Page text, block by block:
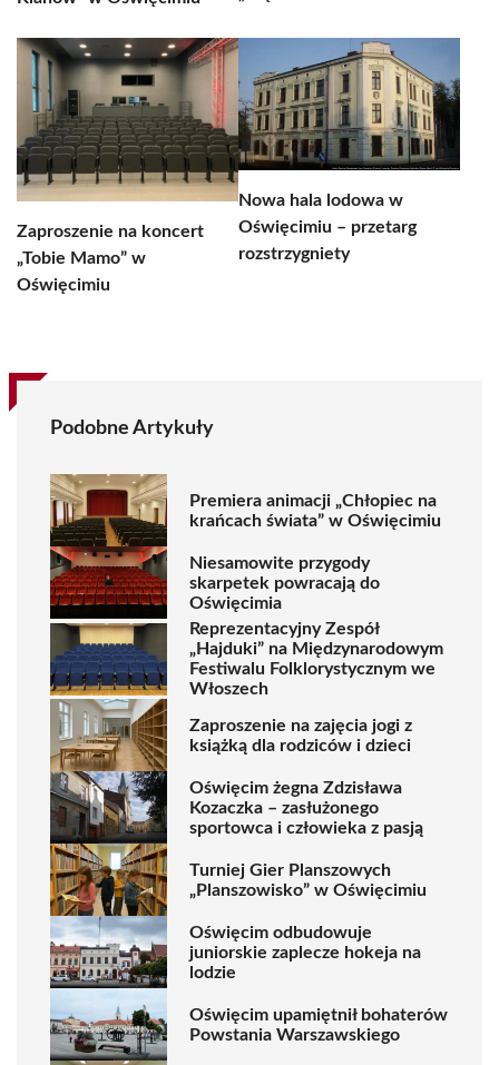
Zaproszenie na koncert
„Tobie Mamo” w
Oświęcimiu
Nowa hala lodowa w
Oświęcimiu – przetarg
rozstrzygniety
Podobne Artykuły
Premiera animacji „Chłopiec na
krańcach świata” w Oświęcimiu
Niesamowite przygody
skarpetek powracają do
Oświęcimia
Reprezentacyjny Zespół
„Hajduki” na Międzynarodowym
Festiwalu Folklorystycznym we
Włoszech
Zaproszenie na zajęcia jogi z
książką dla rodziców i dzieci
Oświęcim żegna Zdzisława
Kozaczka – zasłużonego
sportowca i człowieka z pasją
Turniej Gier Planszowych
„Planszowisko” w Oświęcimiu
Oświęcim odbudowuje
juniorskie zaplecze hokeja na
lodzie
Oświęcim upamiętnił bohaterów
Powstania Warszawskiego